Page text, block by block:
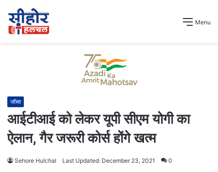
Menu
जॉब्स
आईटीआई को लेकर यूपी सीएम योगी का
ऐलान, गैर जरूरी कोर्स होंगे खत्म
Sehore Hulchal Last Updated: December 23, 2021 0